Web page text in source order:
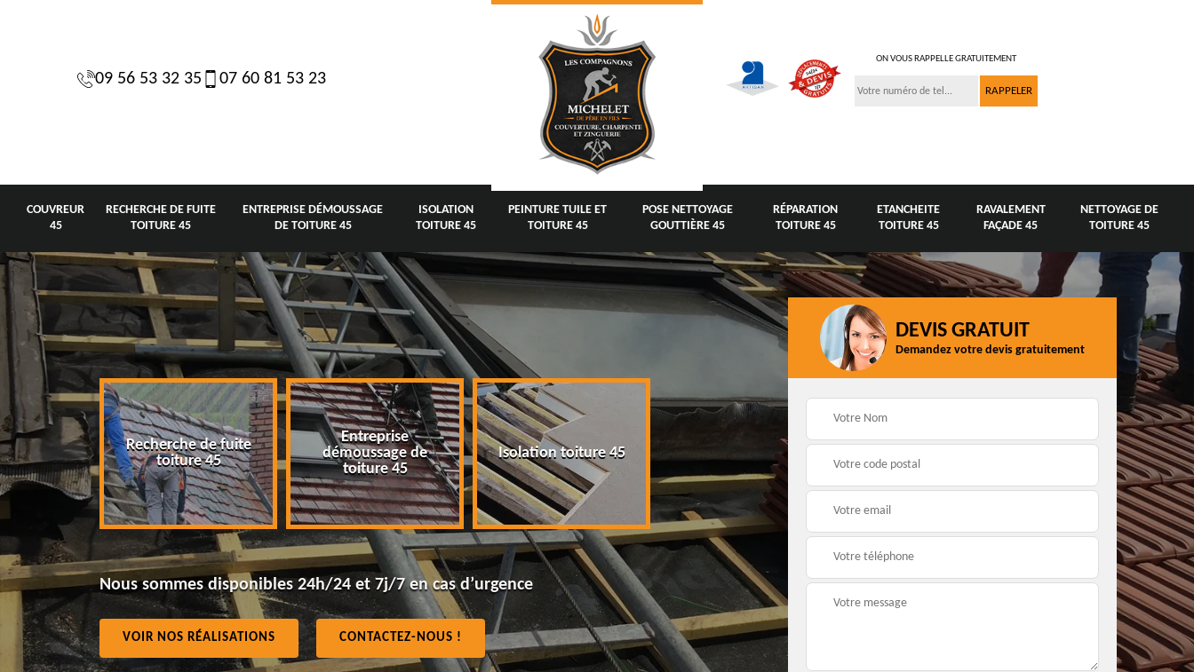
09 56 53 32 35 07 60 81 53 23
ON VOUS RAPPELLE GRATUITEMENT
COUVREUR
45
RECHERCHE DE FUITE
TOITURE 45
ENTREPRISE DÉMOUSSAGE
DE TOITURE 45
ISOLATION
TOITURE 45
PEINTURE TUILE ET
TOITURE 45
POSE NETTOYAGE
GOUTTIÈRE 45
RÉPARATION
TOITURE 45
ETANCHEITE
TOITURE 45
RAVALEMENT
FAÇADE 45
NETTOYAGE DE
TOITURE 45
de fuite
45
Entreprise
démoussage de
toiture 45
Isolation toiture 45
Peinture tuile et
toiture 45
Pose nettoyage
gouttière 45
Etancheite toiture 45
Nous sommes disponibles 24h/24 et 7j/7 en cas d’urgence
VOIR NOS RÉALISATIONS CONTACTEZ-NOUS !
DEVIS GRATUIT
Demandez votre devis gratuitement